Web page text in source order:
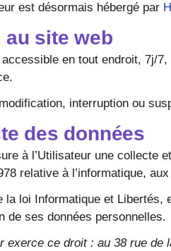
est désormais hébergé par
au site web
en tout endroit, 7j/
interruption ou
des données
à l’Utilisateur une collecte
relative à l’informatique,
la loi Informatique et Libertés,
de ses données personnelles.
exerce ce droit : au 38 rue